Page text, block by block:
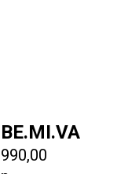
BE.MI.VA
990,00